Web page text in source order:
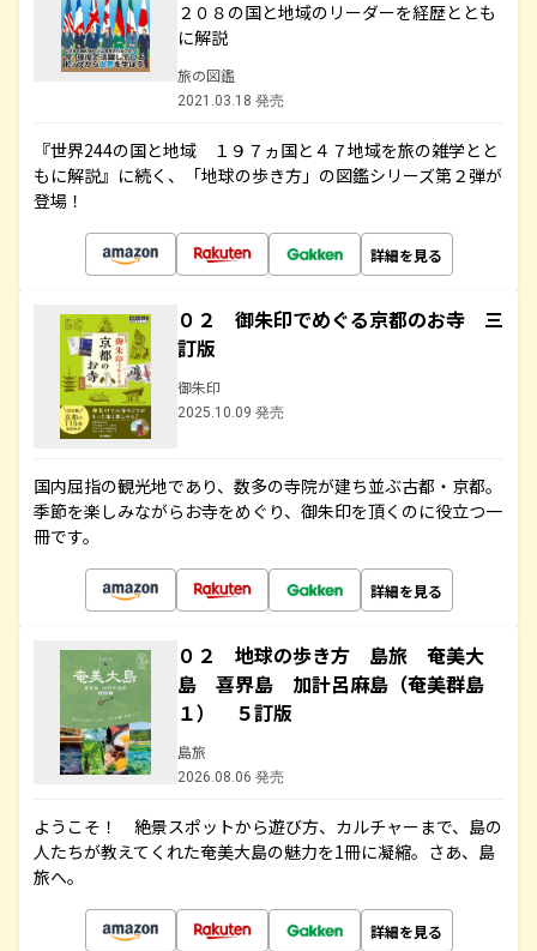
２０８の国と地域のリーダーを経歴ととも
に解説
旅の図鑑
2021.03.18 発売
『世界244の国と地域 １９７ヵ国と４７地域を旅の雑学とと
もに解説』に続く、「地球の歩き方」の図鑑シリーズ第２弾が
登場！
詳細を見る
０２ 御朱印でめぐる京都のお寺 三
訂版
御朱印
2025.10.09 発売
国内屈指の観光地であり、数多の寺院が建ち並ぶ古都・京都。
季節を楽しみながらお寺をめぐり、御朱印を頂くのに役立つ一
冊です。
詳細を見る
０２ 地球の歩き方 島旅 奄美大
島 喜界島 加計呂麻島（奄美群島
１） ５訂版
島旅
2026.08.06 発売
ようこそ！ 絶景スポットから遊び方、カルチャーまで、島の
人たちが教えてくれた奄美大島の魅力を1冊に凝縮。さあ、島
旅へ。
詳細を見る